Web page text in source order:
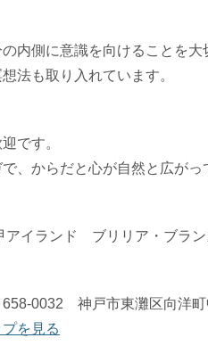
内側に意識を向けることを大
法も取り入れています。
です。
、からだと心が自然と広がっ
アイランド ブリリア・ブラ
658-0032 神戸市東灘区向洋町
を見る